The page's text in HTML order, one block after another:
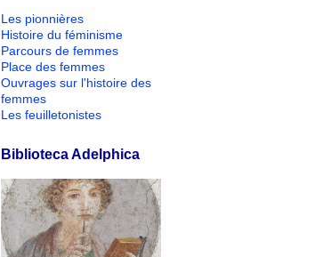
Les pionnières
Histoire du féminisme
Parcours de femmes
Place des femmes
Ouvrages sur l'histoire des
femmes
Les feuilletonistes
Biblioteca Adelphica